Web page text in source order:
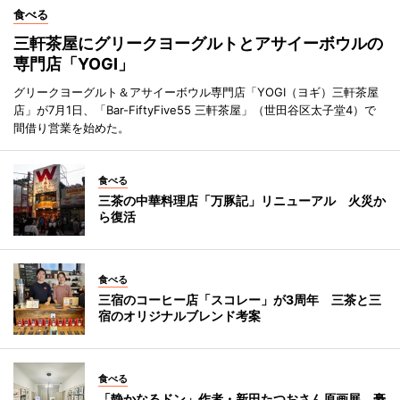
食べる
三軒茶屋にグリークヨーグルトとアサイーボウルの
専門店「YOGI」
グリークヨーグルト＆アサイーボウル専門店「YOGI（ヨギ）三軒茶屋
店」が7月1日、「Bar-FiftyFive55 三軒茶屋」（世田谷区太子堂4）で
間借り営業を始めた。
食べる
三茶の中華料理店「万豚記」リニューアル 火災か
ら復活
食べる
三宿のコーヒー店「スコレー」が3周年 三茶と三
宿のオリジナルブレンド考案
食べる